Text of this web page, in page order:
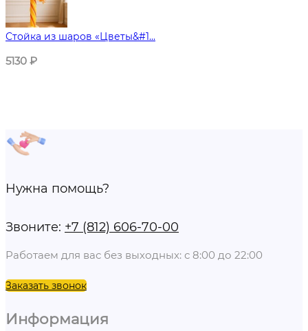
Стойка из шаров «Цветы&#1...
5130 ₽
Нужна помощь?
Звоните: +7 (812) 606-70-00
Работаем для вас без выходных: с 8:00 до 22:00
Заказать звонок
Информация